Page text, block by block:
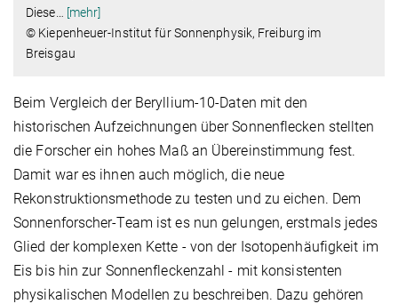
Diese
[mehr]
© Kiepenheuer-Institut für Sonnenphysik, Freiburg im
Breisgau
Beim Vergleich der Beryllium-10-Daten mit den
historischen Aufzeichnungen über Sonnenflecken stellten
die Forscher ein hohes Maß an Übereinstimmung fest.
Damit war es ihnen auch möglich, die neue
Rekonstruktionsmethode zu testen und zu eichen. Dem
Sonnenforscher-Team ist es nun gelungen, erstmals jedes
Glied der komplexen Kette - von der Isotopenhäufigkeit im
Eis bis hin zur Sonnenfleckenzahl - mit konsistenten
physikalischen Modellen zu beschreiben. Dazu gehören